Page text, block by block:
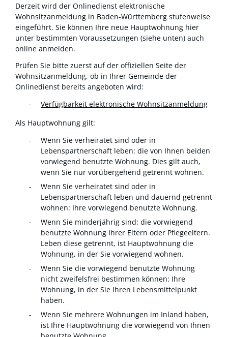
Derzeit wird der Onlinedienst elektronische
Wohnsitzanmeldung in Baden-Württemberg stufenweise
eingeführt. Sie können Ihre neue Hauptwohnung hier
unter bestimmten Voraussetzungen (siehe unten) auch
online anmelden.
Prüfen Sie bitte zuerst auf der offiziellen Seite der
Wohnsitzanmeldung, ob in Ihrer Gemeinde der
Onlinedienst bereits angeboten wird:
Verfügbarkeit elektronische Wohnsitzanmeldung
Als Hauptwohnung gilt:
Wenn Sie verheiratet sind oder in
Lebenspartnerschaft leben: die von Ihnen beiden
vorwiegend benutzte Wohnung. Dies gilt auch,
wenn Sie nur vorübergehend getrennt wohnen.
Wenn Sie verheiratet sind oder in
Lebenspartnerschaft leben und dauernd getrennt
wohnen: Ihre vorwiegend benutzte Wohnung.
Wenn Sie minderjährig sind: die vorwiegend
benutzte Wohnung Ihrer Eltern oder Pflegeeltern.
Leben diese getrennt, ist Hauptwohnung die
Wohnung, in der Sie vorwiegend wohnen.
Wenn Sie die vorwiegend benutzte Wohnung
nicht zweifelsfrei bestimmen können: Ihre
Wohnung, in der Sie Ihren Lebensmittelpunkt
haben.
Wenn Sie mehrere Wohnungen im Inland haben,
ist Ihre Hauptwohnung die vorwiegend von Ihnen